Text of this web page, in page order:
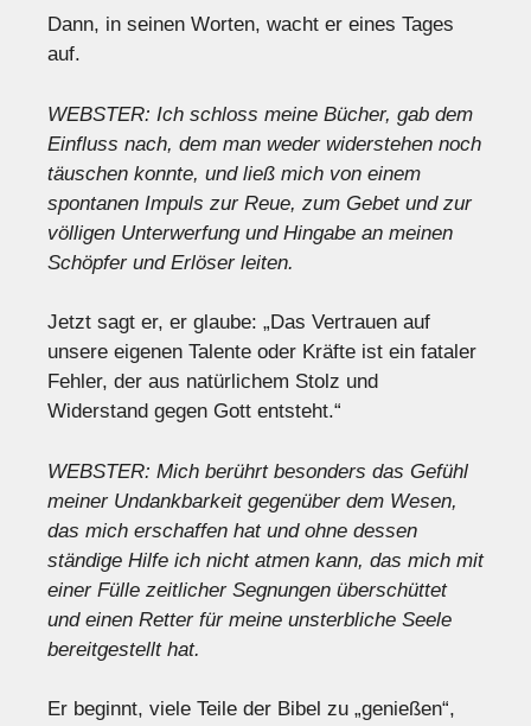
Dann, in seinen Worten, wacht er eines Tages
auf.
WEBSTER: Ich schloss meine Bücher, gab dem
Einfluss nach, dem man weder widerstehen noch
täuschen konnte, und ließ mich von einem
spontanen Impuls zur Reue, zum Gebet und zur
völligen Unterwerfung und Hingabe an meinen
Schöpfer und Erlöser leiten.
Jetzt sagt er, er glaube: „Das Vertrauen auf
unsere eigenen Talente oder Kräfte ist ein fataler
Fehler, der aus natürlichem Stolz und
Widerstand gegen Gott entsteht.“
WEBSTER: Mich berührt besonders das Gefühl
meiner Undankbarkeit gegenüber dem Wesen,
das mich erschaffen hat und ohne dessen
ständige Hilfe ich nicht atmen kann, das mich mit
einer Fülle zeitlicher Segnungen überschüttet
und einen Retter für meine unsterbliche Seele
bereitgestellt hat.
Er beginnt, viele Teile der Bibel zu „genießen“,